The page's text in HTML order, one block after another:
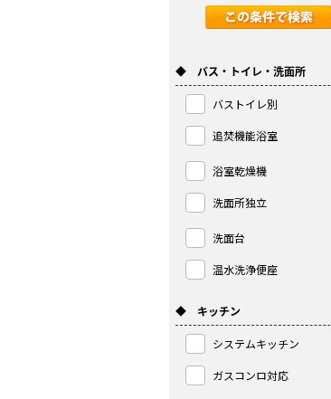
◆ バス・トイレ・洗面所
バストイレ別
追焚機能浴室
浴室乾燥機
洗面所独立
洗面台
温水洗浄便座
◆ キッチン
システムキッチン
ガスコンロ対応